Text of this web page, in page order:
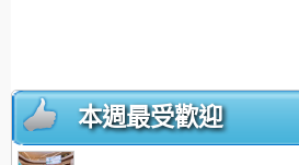
本週最受歡迎